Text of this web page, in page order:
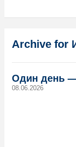
Archive for
Один день
08.06.2026